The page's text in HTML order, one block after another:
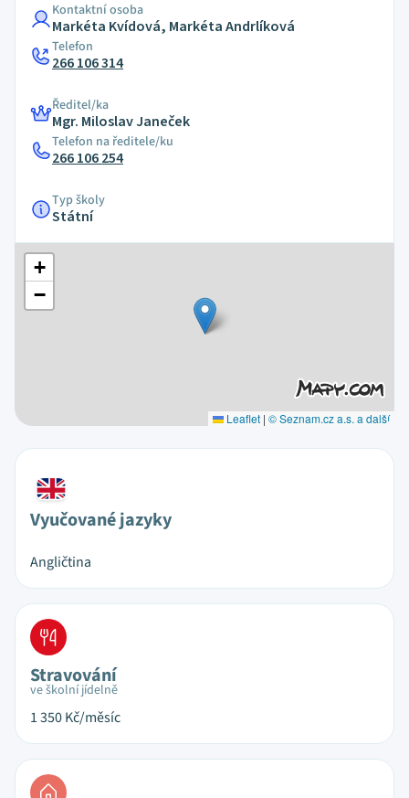
Kontaktní osoba
Markéta Kvídová, Markéta Andrlíková
Telefon
266 106 314
Ředitel/ka
Mgr. Miloslav Janeček
Telefon na ředitele/ku
266 106 254
Typ školy
Státní
+
−
Leaflet | © Seznam.cz a.s. a další
Vyučované jazyky
Angličtina
Stravování
ve školní jídelně
1 350Kč/měsíc